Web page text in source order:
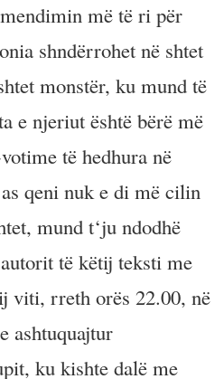
më të ri për
shndërrohet në shtet
monstër, ku mund të
e njeriut është bërë më
të hedhura në
qeni nuk e di më cilin
mund t‘ju ndodhë
të këtij teksti me
viti, rreth orës 22.00, në
ashtuquajtur
ku kishte dalë me